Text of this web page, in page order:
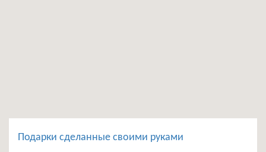
Подарки сделанные своими руками